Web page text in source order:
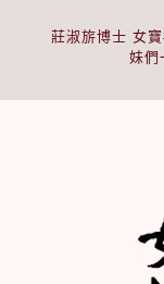
莊淑旂博士 女
妹們